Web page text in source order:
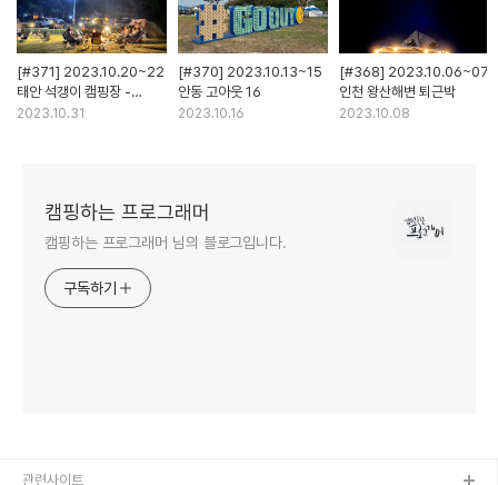
[#371] 2023.10.20~22
태안 석갱이 캠핑장 -
솔캠대첩
2023.10.31
[#370] 2023.10.13~15
안동 고아웃 16
2023.10.16
[#368] 2023.10.06~07
인천 왕산해변 퇴근박
2023.10.08
캠핑하는 프로그래머
캠핑하는 프로그래머 님의 블로그입니다.
구독하기
관련사이트